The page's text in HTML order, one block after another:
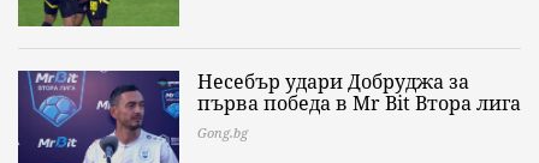
Несебър удари Добруджа за
първа победа в Mr Bit Втора лига
Gong.bg